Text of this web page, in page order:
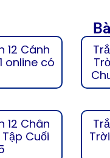
12 Cánh
online có
12 Chân
Cuối